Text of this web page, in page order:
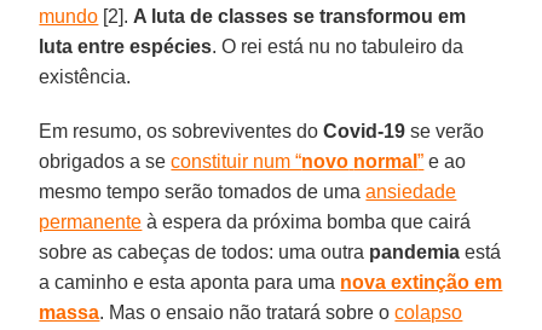
mundo [2]. A luta de classes se transformou em
luta entre espécies. O rei está nu no tabuleiro da
existência.
Em resumo, os sobreviventes doCovid-19 se verão
obrigados a seconstituir num “novo normal” e ao
mesmo tempo serão tomados de umaansiedade
permanente à espera da próxima bomba que cairá
sobre as cabeças de todos: uma outra pandemia está
a caminho e esta aponta para uma nova extinção em
massa. Mas o ensaio não tratará sobre ocolapso